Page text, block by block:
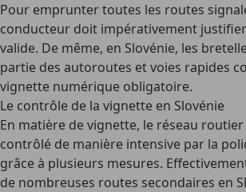
Pour emprunter toutes les routes
conducteur doit impérativement
valide. De même, en Slovénie, les
partie des autoroutes et voies rapides
vignette numérique obligatoire.
Le contrôle de la vignette en Slovénie
En matière de vignette, le réseau
contrôlé de manière intensive par la
grâce à plusieurs mesures.
de nombreuses routes secondaires en